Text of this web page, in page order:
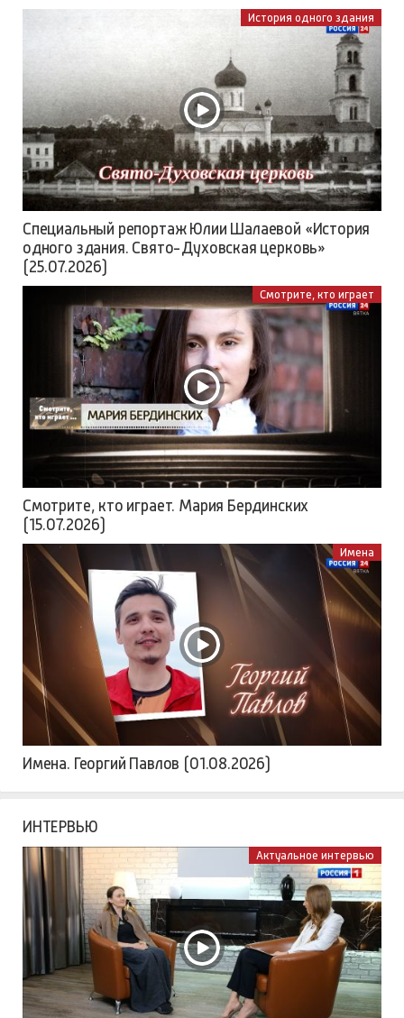
История одного здания
Специальный репортаж Юлии Шалаевой «История
одного здания. Свято-Духовская церковь»
(25.07.2026)
Смотрите, кто играет
Смотрите, кто играет. Мария Бердинских
(15.07.2026)
Имена
Имена. Георгий Павлов (01.08.2026)
ИНТЕРВЬЮ
Актуальное интервью